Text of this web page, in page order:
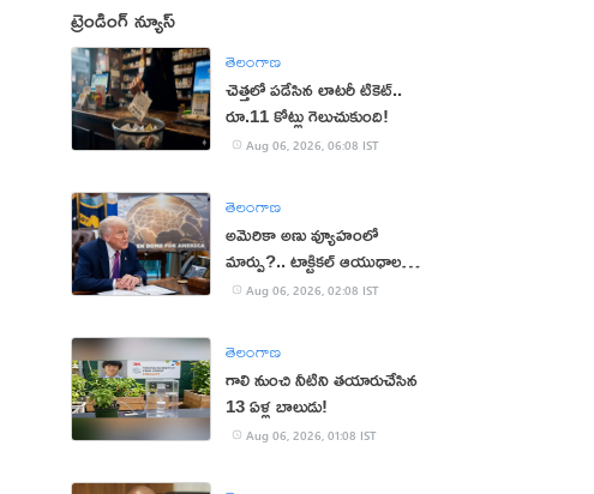
ట్రెండింగ్ న్యూస్
తెలంగాణ
చెత్తలో పడేసిన లాటరీ టికెట్..
రూ.11 కోట్లు గెలుచుకుంది!
Aug 06, 2026, 06:08 IST
తెలంగాణ
అమెరికా అణు వ్యూహంలో
మార్పు?.. టాక్టికల్ ఆయుధాలకు
ప్రాధాన్యం!
Aug 06, 2026, 02:08 IST
తెలంగాణ
గాలి నుంచి నీటిని తయారుచేసిన
13 ఏళ్ల బాలుడు!
Aug 06, 2026, 01:08 IST